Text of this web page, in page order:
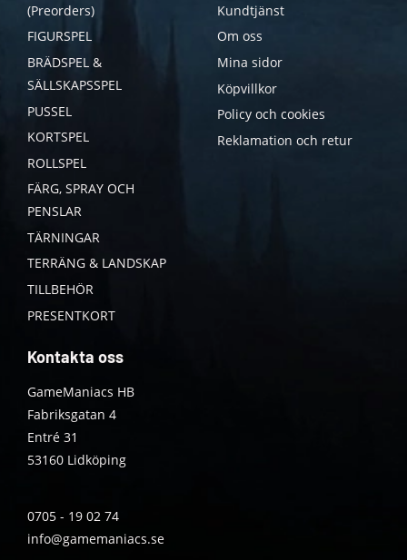
(Preorders)
FIGURSPEL
BRÄDSPEL &
SÄLLSKAPSSPEL
PUSSEL
KORTSPEL
ROLLSPEL
FÄRG, SPRAY OCH
PENSLAR
TÄRNINGAR
TERRÄNG & LANDSKAP
TILLBEHÖR
PRESENTKORT
Kundtjänst
Om oss
Mina sidor
Köpvillkor
Policy och cookies
Reklamation och retur
Kontakta oss
GameManiacs HB
Fabriksgatan 4
Entré 31
53160 Lidköping
0705 - 19 02 74
info@gamemaniacs.se